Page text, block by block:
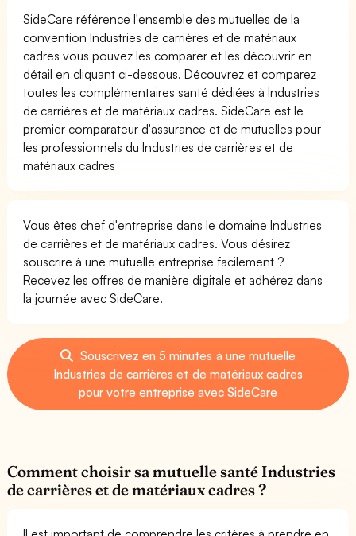
SideCare référence l'ensemble des mutuelles de la
convention Industries de carrières et de matériaux
cadres vous pouvez les comparer et les découvrir en
détail en cliquant ci-dessous. Découvrez et comparez
toutes les complémentaires santé dédiées à Industries
de carrières et de matériaux cadres. SideCare est le
premier comparateur d'assurance et de mutuelles pour
les professionnels du Industries de carrières et de
matériaux cadres
Vous êtes chef d'entreprise dans le domaine Industries
de carrières et de matériaux cadres. Vous désirez
souscrire à une mutuelle entreprise facilement ?
Recevez les offres de manière digitale et adhérez dans
la journée avec SideCare.
Souscrivez en 5 minutes à une mutuelle
Industries de carrières et de matériaux cadres
pour votre entreprise avec SideCare
Comment choisir sa mutuelle santé Industries
de carrières et de matériaux cadres ?